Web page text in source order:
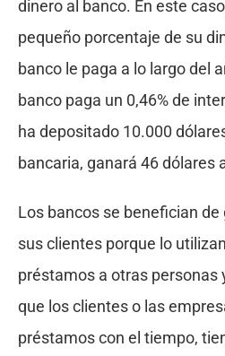
dinero al banco. En este
pequeño porcentaje de su
banco le paga a lo largo del
banco paga un 0,46% de
ha depositado 10.000
bancaria, ganará 46 dólares
Los bancos se benefician
sus clientes porque lo
préstamos a otras personas
que los clientes o las
préstamos con el tiempo,